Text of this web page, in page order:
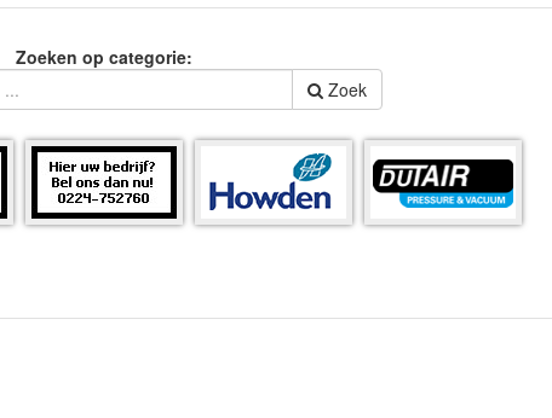
Zoeken op categorie:
Zoek